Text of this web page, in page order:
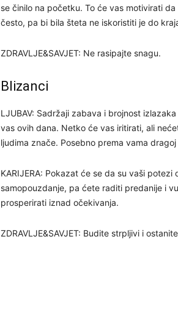
se činilo na početku. To će vas motivirati
često, pa bi bila šteta ne iskoristiti je do
ZDRAVLJE&SAVJET: Ne rasipajte snagu.
Blizanci
LJUBAV: Sadržaji zabava i brojnost
vas ovih dana. Netko će vas iritirati, ali
ljudima znače. Posebno prema vama dragoj
KARIJERA: Pokazat će se da su vaši
samopouzdanje, pa ćete raditi predanije i
prosperirati iznad očekivanja.
ZDRAVLJE&SAVJET: Budite strpljivi i